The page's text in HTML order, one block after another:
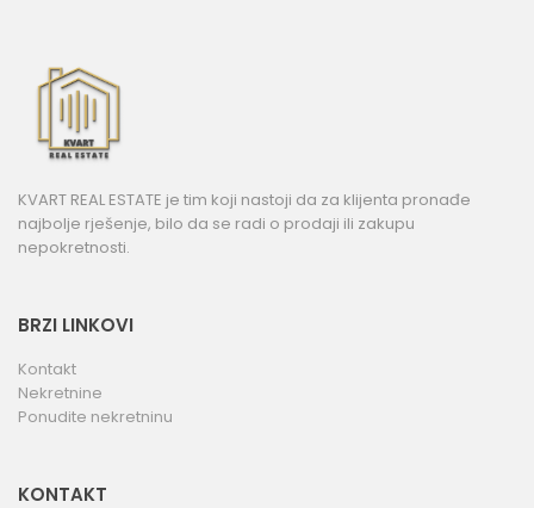
KVART REAL ESTATE je tim koji nastoji da za klijenta pronađe
najbolje rješenje, bilo da se radi o prodaji ili zakupu
nepokretnosti.
BRZI LINKOVI
Kontakt
Nekretnine
Ponudite nekretninu
KONTAKT